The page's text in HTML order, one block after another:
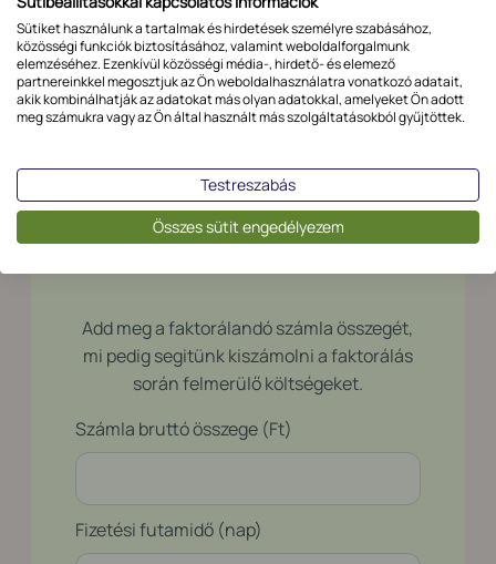
Lépj velünk kapcsolatbamég ma, és ismerd meg a
számodra ideális finanszírozási megoldást!
Mennyibe kerül a
faktorálás?
Számold ki kalkulátorunkkal!
Add meg a faktorálandó számla összegét,
mi pedig segitünk kiszámolni a faktorálás
során felmerülő költségeket.
Számla bruttó összege (Ft)
Fizetési futamidő (nap)
Sütiket használunk a tartalmak és hirdetések személyre szabásához,
közösségi funkciók biztosításához, valamint weboldalforgalmunk
elemzéséhez. Ezenkívül közösségi média-, hirdető- és elemező
partnereinkkel megosztjuk az Ön weboldalhasználatra vonatkozó adatait,
akik kombinálhatják az adatokat más olyan adatokkal, amelyeket Ön adott
meg számukra vagy az Ön által használt más szolgáltatásokból gyűjtöttek.
Testreszabás
Összes sütit engedélyezem